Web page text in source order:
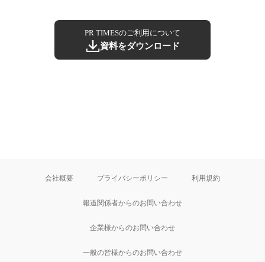
PR TIMESのご利用について
資料をダウンロード
会社概要 プライバシーポリシー 利用規約
報道関係者からのお問い合わせ
企業様からのお問い合わせ
一般の皆様からのお問い合わせ